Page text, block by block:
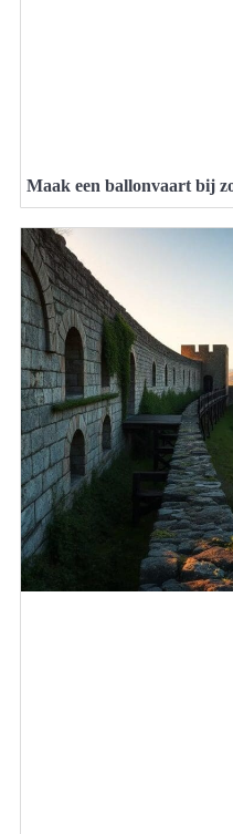
Maak een ballonvaart bij